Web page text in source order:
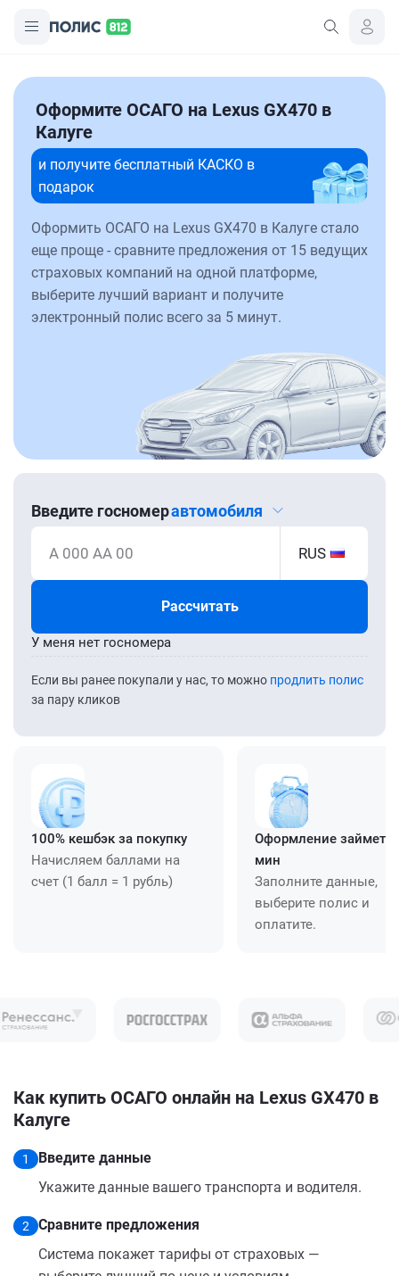
Оформите ОСАГО на Lexus GX470 в
Калуге
и получите бесплатный КАСКО в
подарок
Оформить ОСАГО на Lexus GX470 в Калуге стало
еще проще - сравните предложения от 15 ведущих
страховых компаний на одной платформе,
выберите лучший вариант и получите
электронный полис всего за 5 минут.
Введите госномеравтомобиля
А 000 АА 00 RUS
Рассчитать
Если вы ранее покупали у нас, то можно продлить полис
за пару кликов
У меня нет госномера
100% кешбэк за покупку
Начисляем баллами на
счет (1 балл = 1 рубль)
Оформление займет
мин
Заполните данные,
выберите полис и
оплатите.
Как купить ОСАГО онлайн на Lexus GX470 в
Калуге
1
Введите данные
Укажите данные вашего транспорта и водителя.
2
Сравните предложения
Система покажет тарифы от страховых —